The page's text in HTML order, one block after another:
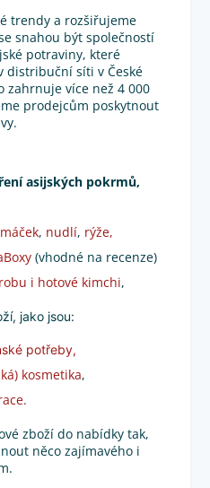
trendy a rozšiřujeme
snahou být společností
potraviny, které
distribuční síti v České
více než 4 000
prodejcům poskytnout
asijských pokrmů,
, nudlí, rýže,
(vhodné na recenze)
i hotové kimchi,
jako jsou:
potřeby,
kosmetika,
zboží do nabídky tak,
něco zajímavého i